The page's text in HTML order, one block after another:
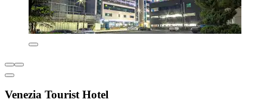
Venezia Tourist Hotel